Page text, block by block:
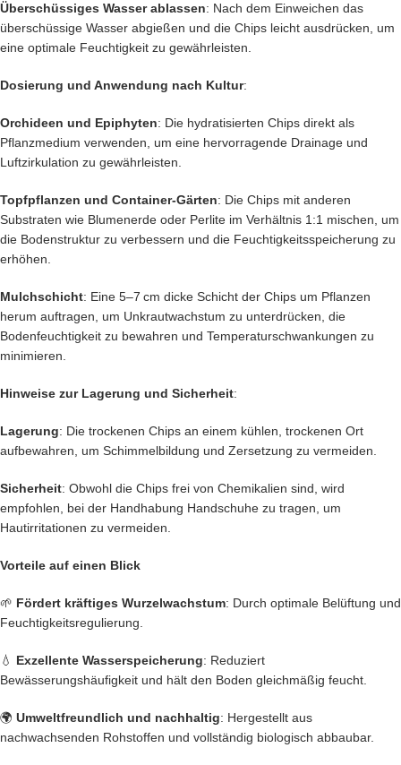
Überschüssiges Wasser ablassen: Nach dem Einweichen das
überschüssige Wasser abgießen und die Chips leicht ausdrücken, um
eine optimale Feuchtigkeit zu gewährleisten.​
Dosierung und Anwendung nach Kultur:
Orchideen und Epiphyten: Die hydratisierten Chips direkt als
Pflanzmedium verwenden, um eine hervorragende Drainage und
Luftzirkulation zu gewährleisten.​
Topfpflanzen und Container-Gärten: Die Chips mit anderen
Substraten wie Blumenerde oder Perlite im Verhältnis 1:1 mischen, um
die Bodenstruktur zu verbessern und die Feuchtigkeitsspeicherung zu
erhöhen.​
Mulchschicht: Eine 5–7 cm dicke Schicht der Chips um Pflanzen
herum auftragen, um Unkrautwachstum zu unterdrücken, die
Bodenfeuchtigkeit zu bewahren und Temperaturschwankungen zu
minimieren.​
Hinweise zur Lagerung und Sicherheit:
Lagerung: Die trockenen Chips an einem kühlen, trockenen Ort
aufbewahren, um Schimmelbildung und Zersetzung zu vermeiden.​
Sicherheit: Obwohl die Chips frei von Chemikalien sind, wird
empfohlen, bei der Handhabung Handschuhe zu tragen, um
Hautirritationen zu vermeiden.​
Vorteile auf einen Blick
🌱 Fördert kräftiges Wurzelwachstum: Durch optimale Belüftung und
Feuchtigkeitsregulierung.​
💧 Exzellente Wasserspeicherung: Reduziert
Bewässerungshäufigkeit und hält den Boden gleichmäßig feucht.​
🌍 Umweltfreundlich und nachhaltig: Hergestellt aus
nachwachsenden Rohstoffen und vollständig biologisch abbaubar.​